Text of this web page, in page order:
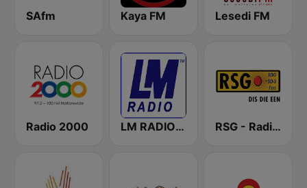
SAfm Kaya FM Lesedi FM
Radio 2000 LM RADIO - Happy Listening !! RSG - Radio Sonder Grense